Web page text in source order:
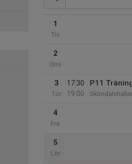
1
Tis
2
Ons
3
Tor
17:30
19:00
P11
4
Fre
5
Lör